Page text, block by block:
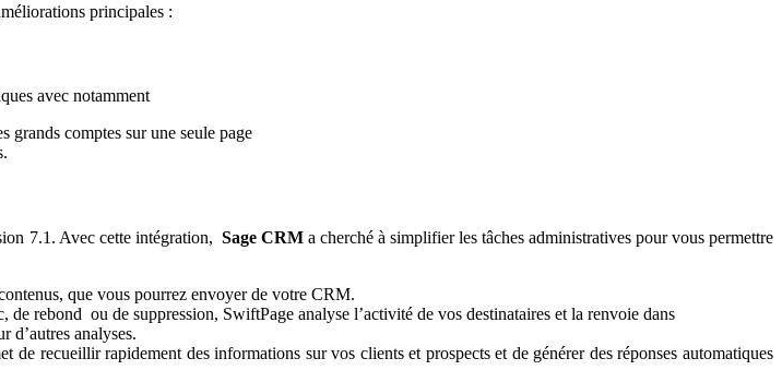
principales :
avec notamment
grands comptes sur une seule page
7.1. Avec cette intégration, Sage CRMa cherché à simplifier les tâches administratives pour vous permettre
que vous pourrez envoyer de votre CRM.
rebond ou de suppression, SwiftPage analyse l’activité de vos destinataires et la renvoie dans
d’autres analyses.
recueillir rapidement des informations sur vos clients et prospects et de générer des réponses automatiques